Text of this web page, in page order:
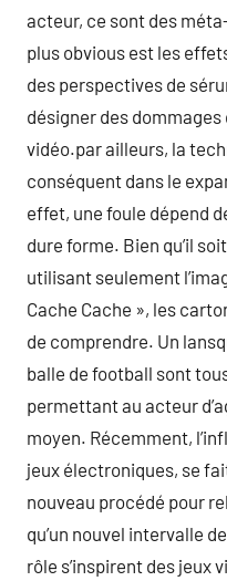
acteur, ce sont des
plus obvious est les
des perspectives de
désigner des dommages
vidéo.par ailleurs, la
conséquent dans le
effet, une foule dépend
dure forme. Bien qu’il
utilisant seulement
Cache Cache », les
de comprendre. Un
balle de football sont
permettant au acteur
moyen. Récemment,
jeux électroniques, se
nouveau procédé pour
qu’un nouvel intervalle
rôle s’inspirent des jeux